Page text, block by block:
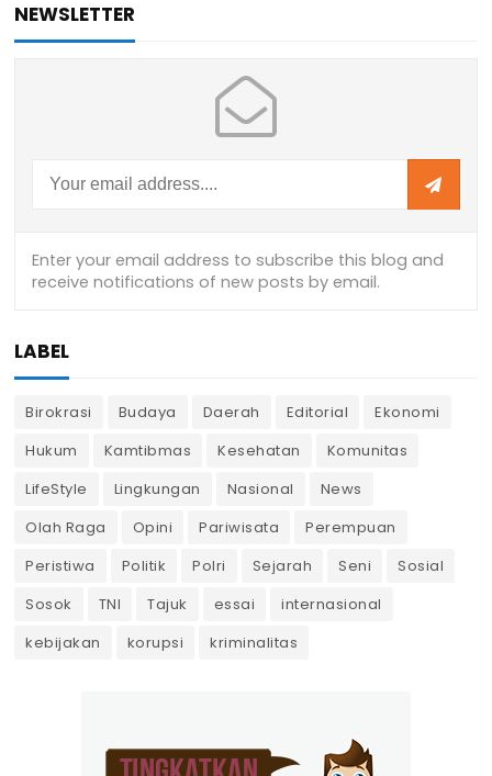
NEWSLETTER
LABEL
Birokrasi Budaya Daerah Editorial
Ekonomi
Hukum
Kamtibmas Kesehatan
Komunitas
LifeStyle
Lingkungan Nasional
News
Olah Raga
Opini Pariwisata
Perempuan
Peristiwa
Politik Polri Sejarah Seni
Sosial
Sosok
TNI Tajuk essai
internasional
kebijakan
korupsi kriminalitas